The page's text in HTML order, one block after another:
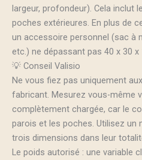
largeur, profondeur). Cela inclut
poches extérieures. En plus de
un accessoire personnel (sac à
etc.) ne dépassant pas 40 x 30 x
💡 Conseil Valisio
Ne vous fiez pas uniquement
fabricant. Mesurez vous-même
complètement chargée, car le
parois et les poches. Utilisez un
trois dimensions dans leur
Le poids autorisé : une variable